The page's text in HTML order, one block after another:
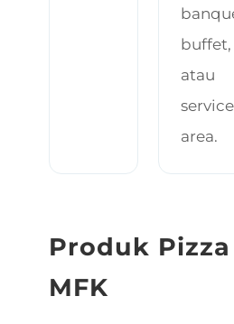
buffet,
atau
service
area.
Produk
MFK